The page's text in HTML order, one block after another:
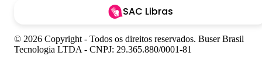
SAC Libras
© 2026 Copyright - Todos os direitos reservados. Buser Brasil
Tecnologia LTDA - CNPJ: 29.365.880/0001-81